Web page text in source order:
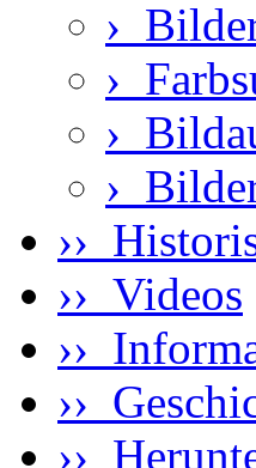
›
›
›
›
››
›› Videos
››
››
››